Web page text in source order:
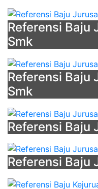
Referensi Baju
Smk
Referensi Baju
Smk
Referensi Baju
Referensi Baju